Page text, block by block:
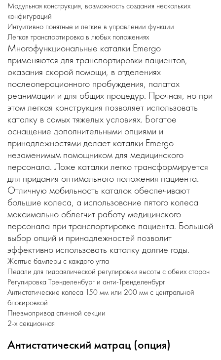
Модульная конструкция, возможность создания нескольких
конфигураций
Интуитивно понятные и легкие в управлении функции
Легкая транспортировка в любых положениях
Многофункциональные каталки Emergo
применяются для транспортировки пациентов,
оказания скорой помощи, в отделениях
послеоперационного пробуждения, палатах
реанимации и для общих процедур. Прочная, но при
этом легкая конструкция позволяет использовать
каталку в самых тяжелых условиях. Богатое
оснащение дополнительными опциями и
принадлежностями делает каталки Emergo
незаменимым помощником для медицинского
персонала. Ложе каталки легко трансформируется
для придания оптимального положения пациента.
Отличную мобильность каталок обеспечивают
большие колеса, а использование пятого колеса
максимально облегчит работу медицинского
персонала при транспортировке пациента. Большой
выбор опций и принадлежностей позволит
эффективно использовать каталку долгие годы.
Желтые бамперы с каждого угла
Педали для гидравлической регулировки высоты с обеих сторон
Регулировка Тренделенбург и анти-Тренделенбург
Антистатические колеса 150 мм или 200 мм с центральной
блокировкой
Пневмопривод спинной секции
2-х секционная
Антистатический матрац (опция)